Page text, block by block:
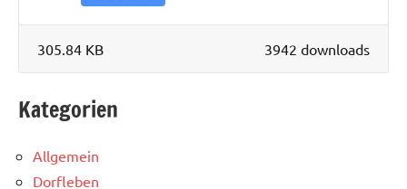
3942 downloads
305.84 KB
Kategorien
Allgemein
Dorfleben